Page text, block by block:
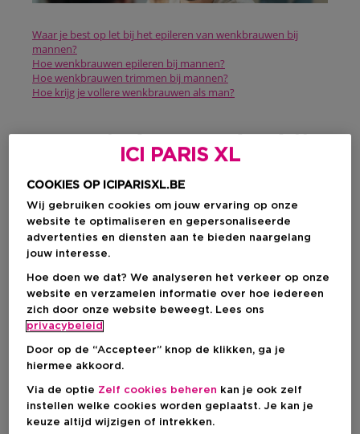
Waar je best op let bij het epileren van wenkbrauwen bij
mannen?
Hoe wenkbrauwen epileren bij mannen?
Hoe wenkbrauwen trimmen bij mannen?
Hoe krijg je vollere wenkbrauwen als man?
Waar je best op let bij
het epileren van
wenkbrauwen bij
mannen?
Oké, laten we eerlijk zijn: epileren klinkt een beetje eng. Maar
geen zorgen, het valt reuze mee! Het belangrijkste is dat je
voorzichtigte werk gaat en niet te enthousiast wordt. Je wilt
je wenkbrauwen
paar gouden tips om in gedachten te houden:
Less is more: begin met het verwijderen van de haartjes
nog steeds een optie, terwijl het laten teruggroeien een
stuk langer duurt.
ICI PARIS XL
COOKIES OP ICIPARISXL.BE
Wij gebruiken cookies om jouw ervaring op onze
website te optimaliseren en gepersonaliseerde
advertenties en diensten aan te bieden naargelang
jouw interesse.
Hoe doen we dat? We analyseren het verkeer op onze
website en verzamelen informatie over hoe iedereen
zich door onze website beweegt. Lees ons
privacybeleid
Door op de “Accepteer” knop de klikken, ga je
hiermee akkoord.
Via de optie Zelf cookies beheren kan je ook zelf
instellen welke cookies worden geplaatst. Je kan je
keuze altijd wijzigen of intrekken.